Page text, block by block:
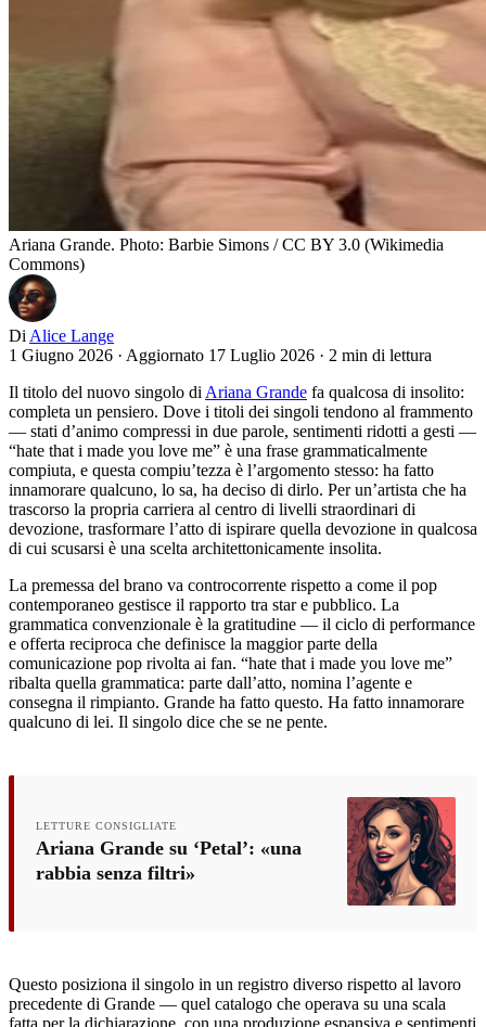
Ariana Grande. Photo: Barbie Simons / CC BY 3.0 (Wikimedia
Commons)
Di Alice Lange
1 Giugno 2026 · Aggiornato 17 Luglio 2026 · 2 min di lettura
Il titolo del nuovo singolo di Ariana Grande fa qualcosa di insolito:
completa un pensiero. Dove i titoli dei singoli tendono al frammento
— stati d’animo compressi in due parole, sentimenti ridotti a gesti —
“hate that i made you love me” è una frase grammaticalmente
compiuta, e questa compiu’tezza è l’argomento stesso: ha fatto
innamorare qualcuno, lo sa, ha deciso di dirlo. Per un’artista che ha
trascorso la propria carriera al centro di livelli straordinari di
devozione, trasformare l’atto di ispirare quella devozione in qualcosa
di cui scusarsi è una scelta architettonicamente insolita.
La premessa del brano va controcorrente rispetto a come il pop
contemporaneo gestisce il rapporto tra star e pubblico. La
grammatica convenzionale è la gratitudine — il ciclo di performance
e offerta reciproca che definisce la maggior parte della
comunicazione pop rivolta ai fan. “hate that i made you love me”
ribalta quella grammatica: parte dall’atto, nomina l’agente e
consegna il rimpianto. Grande ha fatto questo. Ha fatto innamorare
qualcuno di lei. Il singolo dice che se ne pente.
LETTURE CONSIGLIATE
Ariana Grande su ‘Petal’: «una
rabbia senza filtri»
Questo posiziona il singolo in un registro diverso rispetto al lavoro
precedente di Grande — quel catalogo che operava su una scala
fatta per la dichiarazione, con una produzione espansiva e sentimenti